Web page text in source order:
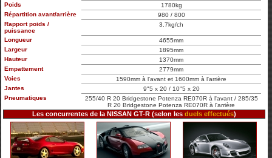
Poids
1780kg
Répartition avant/arrière
980 / 800
Rapport poids /
puissance
3.7kg/ch
Longueur
4655mm
Largeur
1895mm
Hauteur
1370mm
Empattement
2779mm
Voies
1590mm à l'avant et 1600mm à l'arrière
Jantes
9"5 x 20 / 10"5 x 20
Pneumatiques
255/40 R 20 Bridgestone Potenza RE070R à l'avant / 285/35
R 20 Bridgestone Potenza RE070R à l'arrière
Les concurrentes de la NISSAN GT-R (selon lesduels effectués)